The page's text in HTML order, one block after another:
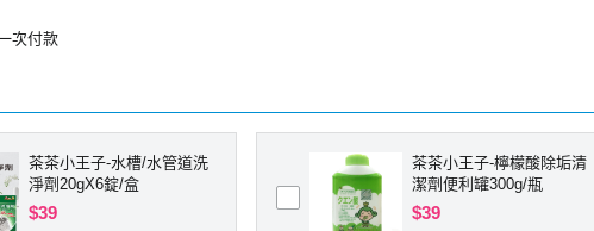
次付款
茶茶小王子-水槽/水管道洗
淨劑20gX6錠/盒
$39
茶茶小王子-檸檬酸除垢清
潔劑便利罐300g/瓶
$39